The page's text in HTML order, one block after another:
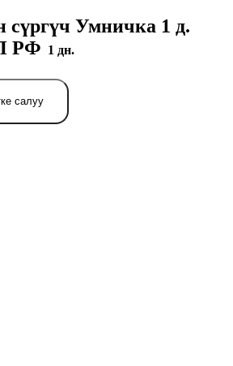
сүргүч Умничка 1 д.
РФ 1 дн.
салуу